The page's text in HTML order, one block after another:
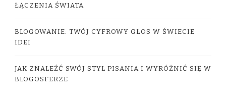
ŁĄCZENIA ŚWIATA
BLOGOWANIE: TWÓJ CYFROWY GŁOS W ŚWIECIE
IDEI
JAK ZNALEŹĆ SWÓJ STYL PISANIA I WYRÓŻNIĆ SIĘ W
BLOGOSFERZE